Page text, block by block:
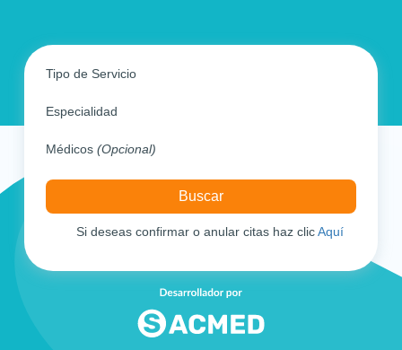
Tipo de Servicio
Especialidad
Médicos (Opcional)
Si deseas confirmar o anular citas haz clicAquí